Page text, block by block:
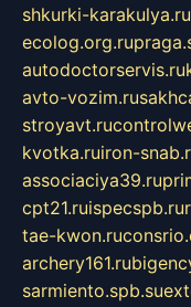
shkurki-karakulya.ru
ecolog.org.ru
autodoctorservis.ru
avto-vozim.ru
stroyavt.ru
kvotka.ruiron-
associaciya39.ru
cpt21.ruispecspb.ru
tae-kwon.ru
archery161.ru
sarmiento.spb.su